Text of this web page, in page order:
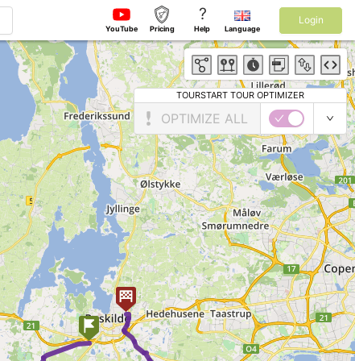
YouTube Pricing
?
Help Language
Login
TOURSTART TOUR OPTIMIZER
OPTIMIZE ALL